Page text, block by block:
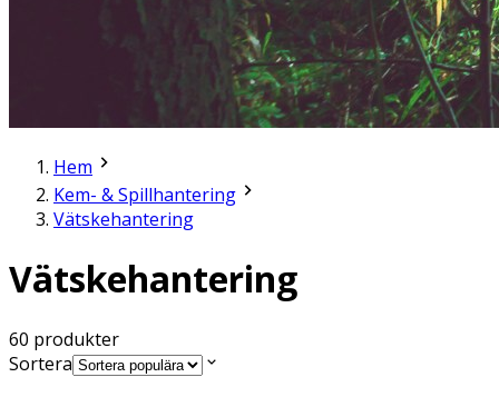
Hem
Kem- & Spillhantering
Vätskehantering
Vätskehantering
60 produkter
Sortera